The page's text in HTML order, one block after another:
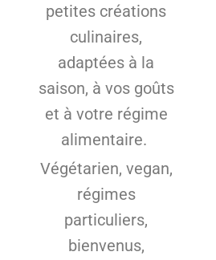
petites créations
culinaires,
adaptées à la
saison, à vos goûts
et à votre régime
alimentaire.
Végétarien, vegan,
régimes
particuliers,
bienvenus,